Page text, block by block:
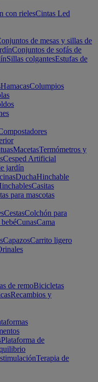
con rielesCintas Led
de mesas y sillas de
Conjuntos de sofás de
Sillas colgantesEstufas de
HamacasColumpios
MacetasTermómetros y
Cesped Artificial
jardín
DuchaHinchable
Casitas
para mascotas
CestasColchón para
CunasCama
CapazosCarrito ligero
de remoBicicletas
Recambios y
Plataforma de
Terapia de